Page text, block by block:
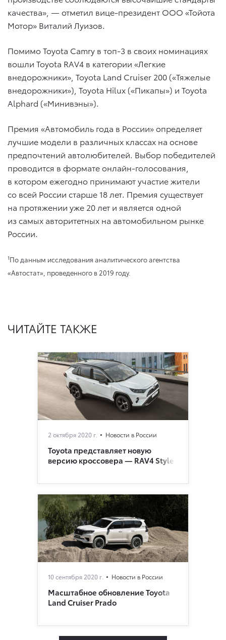
качества», — отметил вице-президент ООО «Тойота
Мотор» Виталий Луизов.
Помимо Toyota Camry в топ-3 в своих номинациях
вошли Toyota RAV4 в категории «Легкие
внедорожники», Toyota Land Cruiser 200 («Тяжелые
внедорожники»), Toyota Hilux («Пикапы») и Toyota
Alphard («Минивэны»).
Премия «Автомобиль года в России» определяет
лучшие модели в различных классах на основе
предпочтений автолюбителей. Выбор победителей
проводится в формате онлайн-голосования,
в котором ежегодно принимают участие жители
со всей России старше 18 лет. Премия существует
на протяжении уже 20 лет и является одной
из самых авторитетных на автомобильном рынке
России.
1По данным исследования аналитического агентства
«Автостат», проведенного в 2019 году.
ЧИТАЙТЕ ТАКЖЕ
2 октября 2020 г. Новости в России
Toyota представляет новую
версию кроссовера — RAV4 Style
10 сентября 2020 г. Новости в России
Масштабное обновление Toyota
Land Cruiser Prado